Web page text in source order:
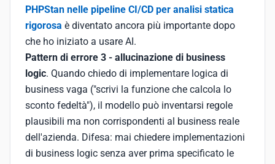
PHPStan nelle pipeline CI/CD per analisi statica
rigorosa è diventato ancora più importante dopo
che ho iniziato a usare AI.
Pattern di errore 3 - allucinazione di business
logic. Quando chiedo di implementare logica di
business vaga ("scrivi la funzione che calcola lo
sconto fedeltà"), il modello può inventarsi regole
plausibili ma non corrispondenti al business reale
dell'azienda. Difesa: mai chiedere implementazioni
di business logic senza aver prima specificato le